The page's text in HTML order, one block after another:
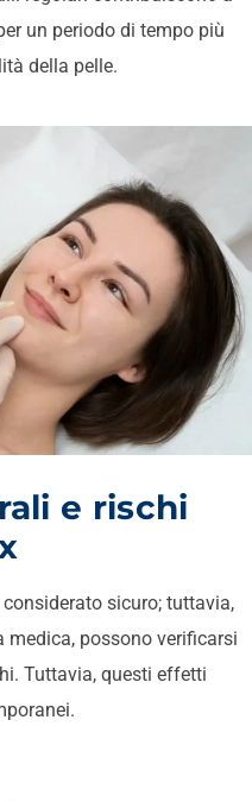
un periodo di tempo più
della pelle.
e rischi
sicuro; tuttavia,
medica, possono verificarsi
Tuttavia, questi effetti